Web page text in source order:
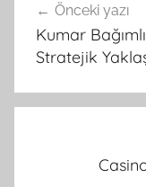
gezinmesi
Önceki yazı
Kumar
Stratejik